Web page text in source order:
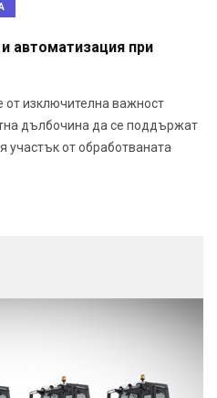
автоматизация при
от изключителна важност
дълбочина да се поддържат
участък от обработваната